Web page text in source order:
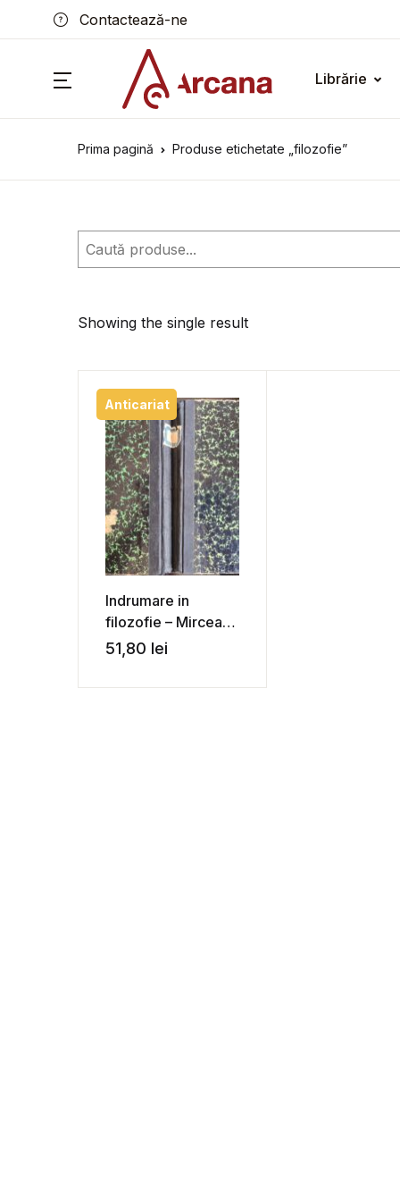
Contactează-ne
Librărie
Prima pagină Produse etichetate „filozofie”
Caută
Showing the single result
Anticariat
Indrumare in
filozofie – Mircea
Florian
51,80 lei